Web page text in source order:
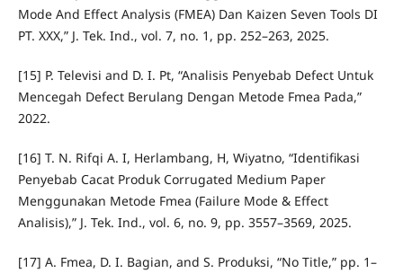
Mode And Effect Analysis (FMEA) Dan Kaizen Seven Tools DI
PT. XXX,” J. Tek. Ind., vol. 7, no. 1, pp. 252–263, 2025.
[15] P. Televisi and D. I. Pt, “Analisis Penyebab Defect Untuk
Mencegah Defect Berulang Dengan Metode Fmea Pada,”
2022.
[16] T. N. Rifqi A. I, Herlambang, H, Wiyatno, “Identifikasi
Penyebab Cacat Produk Corrugated Medium Paper
Menggunakan Metode Fmea (Failure Mode & Effect
Analisis),” J. Tek. Ind., vol. 6, no. 9, pp. 3557–3569, 2025.
[17] A. Fmea, D. I. Bagian, and S. Produksi, “No Title,” pp. 1–